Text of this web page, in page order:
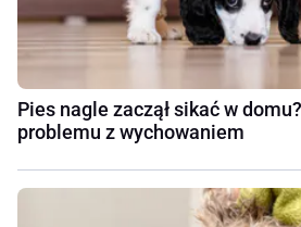
Pies nagle zaczął sikać w
problemu z wychowaniem